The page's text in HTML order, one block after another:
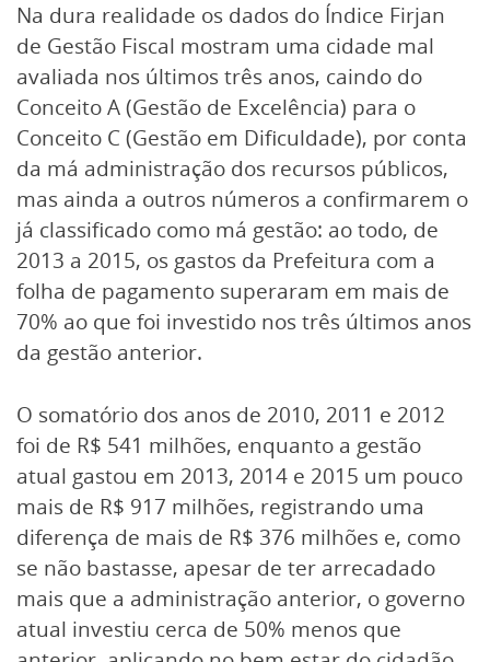
Na dura realidade os dados do Índice Firjan
de Gestão Fiscal mostram uma cidade mal
avaliada nos últimos três anos, caindo do
Conceito A (Gestão de Excelência) para o
Conceito C (Gestão em Dificuldade), por conta
da má administração dos recursos públicos,
mas ainda a outros números a confirmarem o
já classificado como má gestão: ao todo, de
2013 a 2015, os gastos da Prefeitura com a
folha de pagamento superaram em mais de
70% ao que foi investido nos três últimos anos
da gestão anterior.
O somatório dos anos de 2010, 2011 e 2012
foi de R$ 541 milhões, enquanto a gestão
atual gastou em 2013, 2014 e 2015 um pouco
mais de R$ 917 milhões, registrando uma
diferença de mais de R$ 376 milhões e, como
se não bastasse, apesar de ter arrecadado
mais que a administração anterior, o governo
atual investiu cerca de 50% menos que